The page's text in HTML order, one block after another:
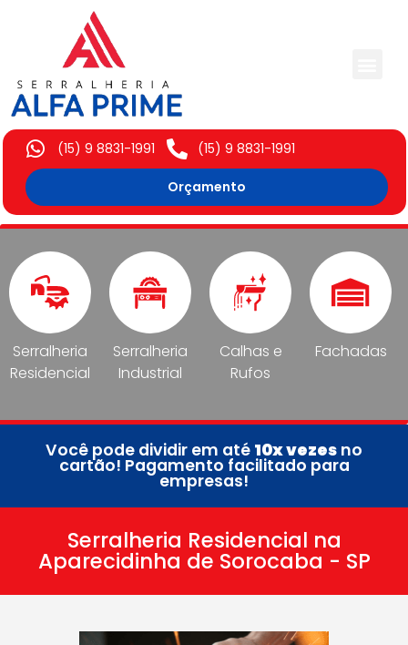
(15) 9 8831-1991 (15) 9 8831-1991
Orçamento
Serralheria
Residencial
Serralheria
Industrial
Calhas e
Rufos
Fachadas
Você pode dividir em até 10x vezes no
cartão! Pagamento facilitado para
empresas!
Serralheria Residencial na
Aparecidinha de Sorocaba - SP